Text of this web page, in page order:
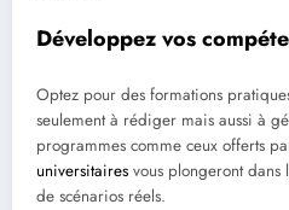
Développez vos
Optez pour des formations
seulement à rédiger mais aussi à
programmes comme ceux offerts
universitaires vous plongeront dans
de scénarios réels.